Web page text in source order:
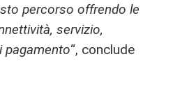
percorso offrendo le
servizio,
pagamento“, conclude